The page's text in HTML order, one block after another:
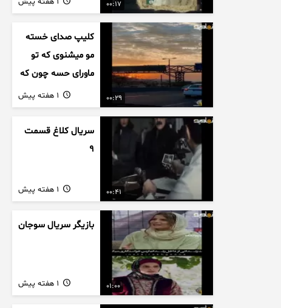
00:17
00:29
کلیپ صدای خسته
مو میشنوی که تو
ماورای حسه چون که
داریم می رسیم به
اخرای قصه
00:41
سریال کلاغ قسمت
9
01:00
بازیگر سریال سوجان